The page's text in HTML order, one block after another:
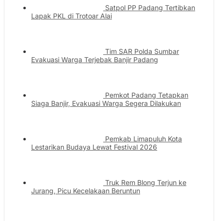
Satpol PP Padang Tertibkan
Lapak PKL di Trotoar Alai
Tim SAR Polda Sumbar
Evakuasi Warga Terjebak Banjir Padang
Pemkot Padang Tetapkan
Siaga Banjir, Evakuasi Warga Segera Dilakukan
Pemkab Limapuluh Kota
Lestarikan Budaya Lewat Festival 2026
Truk Rem Blong Terjun ke
Jurang, Picu Kecelakaan Beruntun